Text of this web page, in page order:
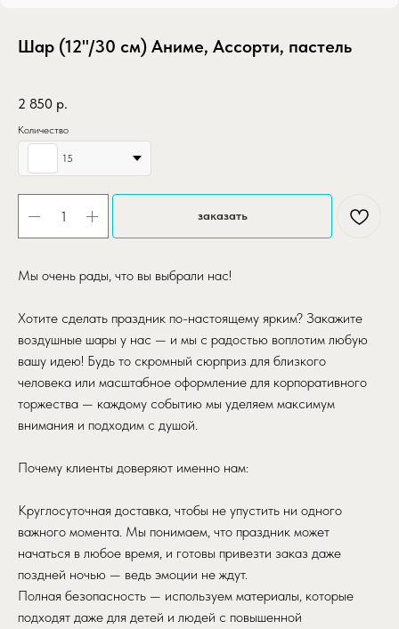
Шар (12''/30 см) Аниме, Ассорти, пастель
2 850 р.
Количество
15
заказать
Мы очень рады, что вы выбрали нас!
Хотите сделать праздник по-настоящему ярким? Закажите
воздушные шары у нас — и мы с радостью воплотим любую
вашу идею! Будь то скромный сюрприз для близкого
человека или масштабное оформление для корпоративного
торжества — каждому событию мы уделяем максимум
внимания и подходим с душой.
Почему клиенты доверяют именно нам:
Круглосуточная доставка, чтобы не упустить ни одного
важного момента. Мы понимаем, что праздник может
начаться в любое время, и готовы привезти заказ даже
поздней ночью — ведь эмоции не ждут.
Полная безопасность — используем материалы, которые
подходят даже для детей и людей с повышенной